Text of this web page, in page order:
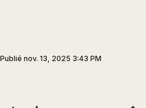
Publié nov. 13, 2025 3:43 PM